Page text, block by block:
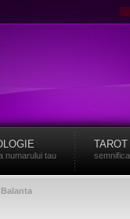
numarului tau
Balanta